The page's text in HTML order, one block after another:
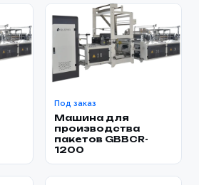
Под заказ
Машина для
производства
пакетов GBBCR-
1200